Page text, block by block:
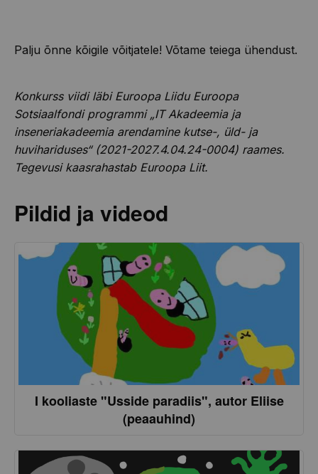
Palju õnne kõigile võitjatele! Võtame teiega ühendust.
Konkurss viidi läbi Euroopa Liidu Euroopa
Sotsiaalfondi programmi „IT Akadeemia ja
inseneriakadeemia arendamine kutse-, üld- ja
huvihariduses“ (2021-2027.4.04.24-0004) raames.
Tegevusi kaasrahastabEuroopa Liit.
Pildid ja videod
I kooliaste "Usside paradiis", autor Eliise
(peaauhind)